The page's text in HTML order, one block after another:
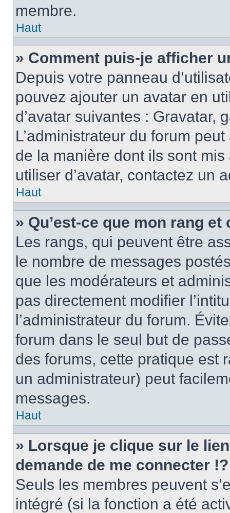
membre.
Haut
» Comment puis-je afficher
Depuis votre panneau
pouvez ajouter un avatar en
d’avatar suivantes : Gravatar,
L’administrateur du forum
de la manière dont ils sont
utiliser d’avatar, contactez un
Haut
» Qu’est-ce que mon rang
Les rangs, qui peuvent être
le nombre de messages
que les modérateurs et
pas directement modifier
l’administrateur du forum.
forum dans le seul but de
des forums, cette pratique est
un administrateur) peut
messages.
Haut
» Lorsque je clique sur le
demande de me connecter !?
Seuls les membres peuvent
intégré (si la fonction a été